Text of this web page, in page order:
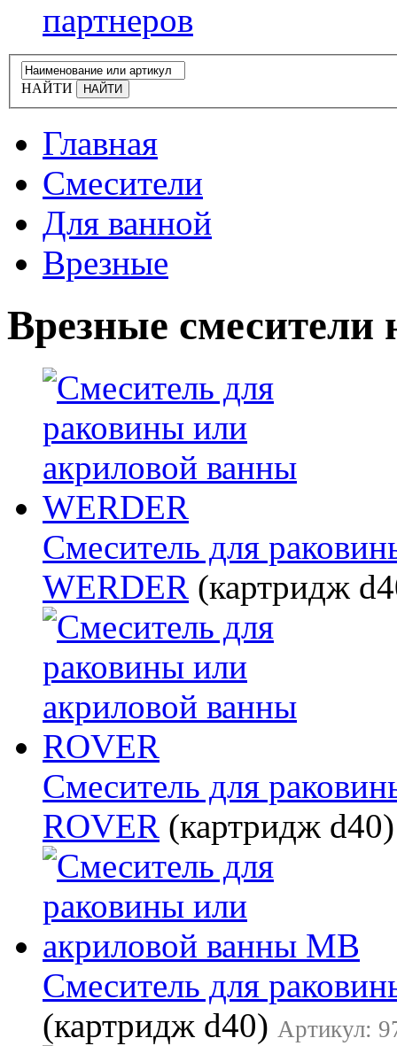
партнеров
НАЙТИ
Главная
Смесители
Для ванной
Врезные
Врезные смесители
Смеситель для
WERDER (картридж
Смеситель для
ROVER (картридж d40)
Смеситель для
(картридж d40) Артикул: